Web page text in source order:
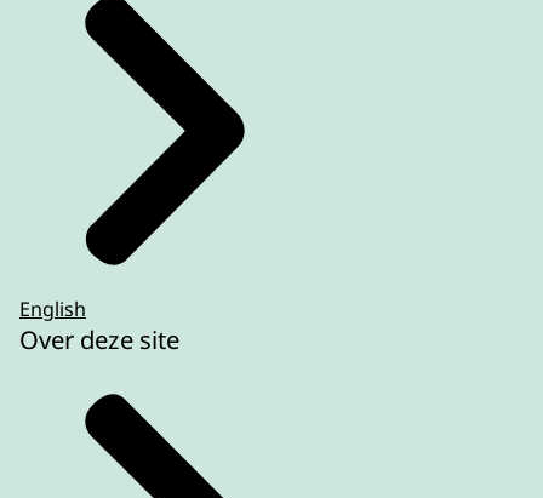
English
Over deze site